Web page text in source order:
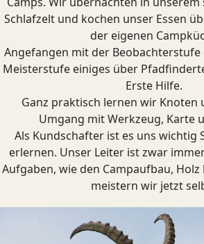
Schlafzelt und kochen unser Essen
der eigenen
Angefangen mit der
Meisterstufe einiges über
Erste Hilfe.
Ganz praktisch lernen wir Knoten
Umgang mit Werkzeug, Karte
Als Kundschafter ist es uns wichtig
erlernen. Unser Leiter ist zwar
Aufgaben, wie den Campaufbau,
meistern wir jetzt